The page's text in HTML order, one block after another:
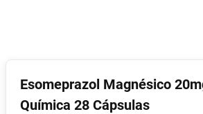
Esomeprazol Magnésico
Química 28 Cápsulas
5º Fralda G
6º Desodorante
7º Shampoo